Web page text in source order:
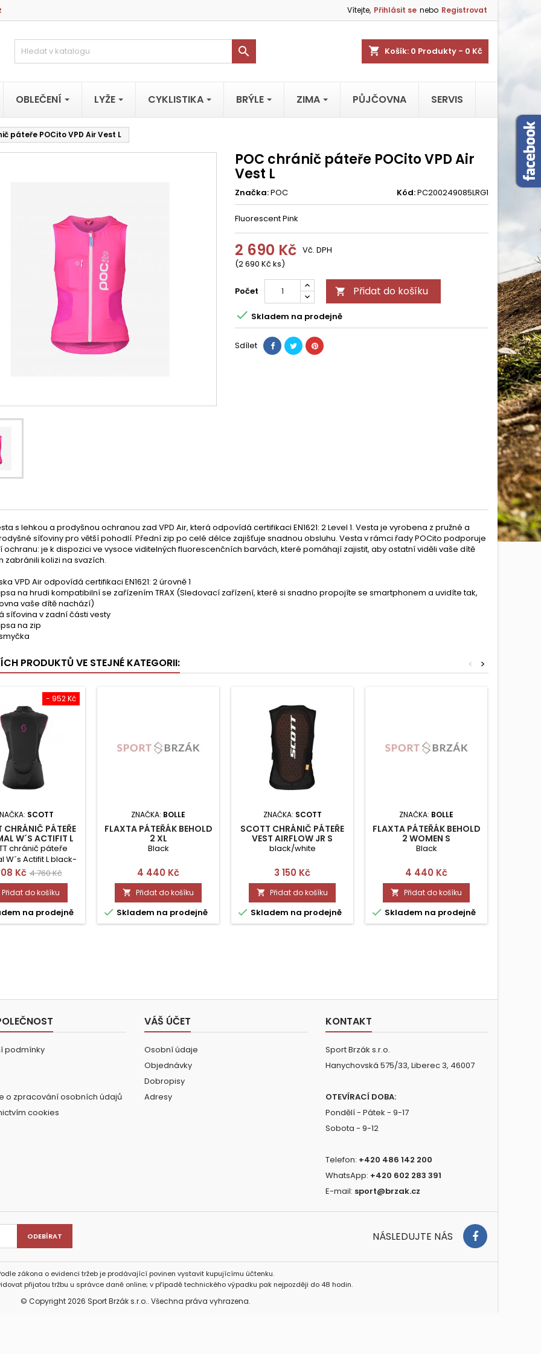
Vítejte, Přihlásit se nebo Registrovat
shopping_cart Košík: 0 Produkty - 0 Kč

OBLEČENÍ LYŽE CYKLISTIKA BRÝLE ZIMA PŮJČOVNA SERVIS
páteře POCito VPD Air Vest L
POC chránič páteře POCito VPD Air
Vest L
Značka:POC Kód:PC200249085LRG1
Fluorescent Pink
2 690 Kč
(2 690 Kč ks)
Vč. DPH
Počet  Přidat do košíku
 Skladem na prodejně
Sdílet
s lehkou a prodyšnou ochranou zad VPD Air, která odpovídá certifikaci EN1621: 2 Level 1. Vesta je vyrobena z pružné a
síťoviny pro větší pohodlí. Přední zip po celé délce zajišťuje snadnou obsluhu. Vesta v rámci řady POCito podporuje
ochranu: je k dispozici ve vysoce viditelných fluorescenčních barvách, které pomáhají zajistit, aby ostatní viděli vaše dítě
zabránili kolizi na svazích.
VPD Air odpovídá certifikaci EN1621: 2 úrovně 1
na hrudi kompatibilní se zařízením TRAX (Sledovací zařízení, které si snadno propojíte se smartphonem a uvidíte tak,
vaše dítě nachází)
síťovina v zadní části vesty
na zip
PRODUKTŮ VE STEJNÉ KATEGORII: >
<
- 952 Kč
SCOTT
CHRÁNIČ PÁTEŘE
W´S ACTIFIT L
chránič páteře
W´s Actifit L black-
sang purple
Kč Běžná
cena
4 760 Kč
Přidat do košíku
na prodejně
ZNAČKA: BOLLE
FLAXTA PÁTEŘÁK BEHOLD
2 XL
Black
Cena
4 440 Kč
 Přidat do košíku
 Skladem na prodejně
ZNAČKA: SCOTT
SCOTT CHRÁNIČ PÁTEŘE
VEST AIRFLOW JR S
black/white
Cena
3 150 Kč
 Přidat do košíku
 Skladem na prodejně
ZNAČKA: BOLLE
FLAXTA PÁTEŘÁK BEHOLD
2 WOMEN S
Black
Cena
4 440 Kč
 Přidat do košíku
 Skladem na prodejně
podmínky
o zpracování osobních údajů
cookies
VÁŠ ÚČET
Osobní údaje
Objednávky
Dobropisy
Adresy
KONTAKT
Sport Brzák s.r.o.
Hanychovská 575/33, Liberec 3, 46007
OTEVÍRACÍ DOBA:
Pondělí - Pátek - 9-17
Sobota - 9-12
Telefon: +420 486 142 200
WhatsApp: +420 602 283 391
E-mail: sport@brzak.cz
NÁSLEDUJTE NÁS
zákona o evidenci tržeb je prodávající povinen vystavit kupujícímu účtenku.
přijatou tržbu u správce daně online; v případě technického výpadku pak nejpozději do 48 hodin.
© Copyright 2026 Sport Brzák s.r.o.. Všechna práva vyhrazena.